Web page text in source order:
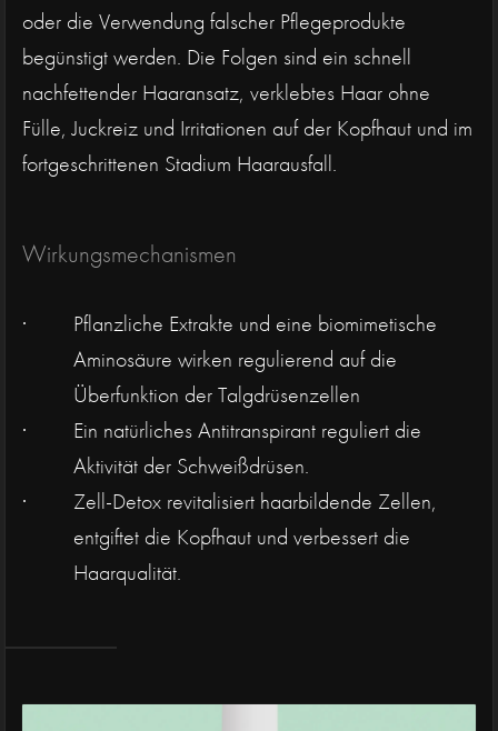
oder die Verwendung falscher Pflegeprodukte
begünstigt werden. Die Folgen sind ein schnell
nachfettender Haaransatz, verklebtes Haar ohne
Fülle, Juckreiz und Irritationen auf der Kopfhaut und im
fortgeschrittenen Stadium Haarausfall.
Wirkungsmechanismen
Pflanzliche Extrakte und eine biomimetische
Aminosäure wirken regulierend auf die
Überfunktion der Talgdrüsenzellen
Ein natürliches Antitranspirant reguliert die
Aktivität der Schweißdrüsen.
Zell-Detox revitalisiert haarbildende Zellen,
entgiftet die Kopfhaut und verbessert die
Haarqualität.